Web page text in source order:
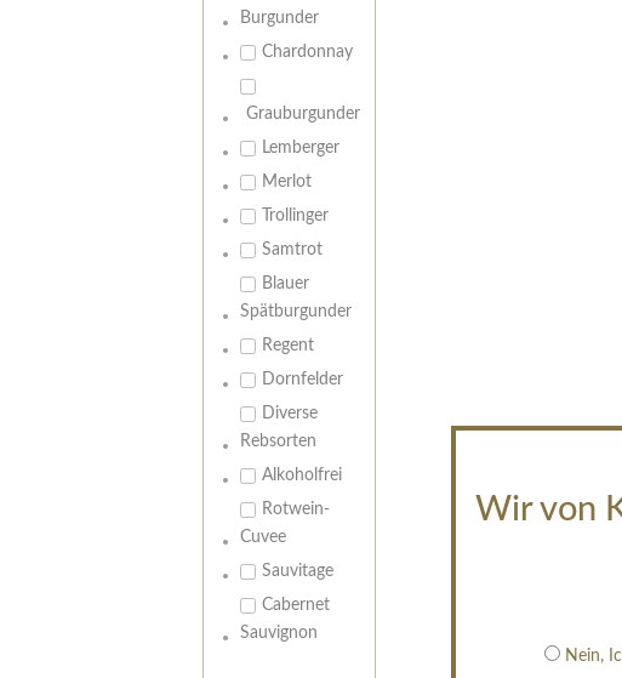
Wir von
Nein,
Burgunder
Chardonnay
Grauburgunder
Lemberger
Merlot
Trollinger
Samtrot
Blauer
Spätburgunder
Regent
Dornfelder
Diverse
Rebsorten
Alkoholfrei
Rotwein-
Cuvee
Sauvitage
Cabernet
Sauvignon